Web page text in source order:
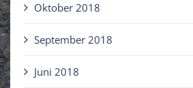
Oktober 2018
September 2018
Juni 2018